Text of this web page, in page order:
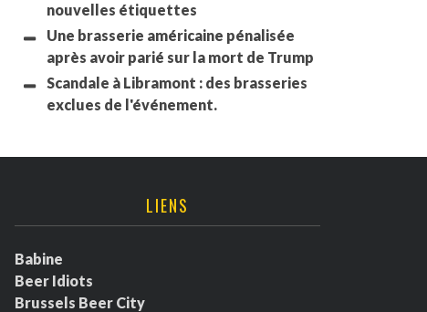
nouvelles étiquettes
Une brasserie américaine pénalisée
après avoir parié sur la mort de Trump
Scandale à Libramont : des brasseries
exclues de l'événement.
LIENS
Babine
Beer Idiots
Brussels Beer City